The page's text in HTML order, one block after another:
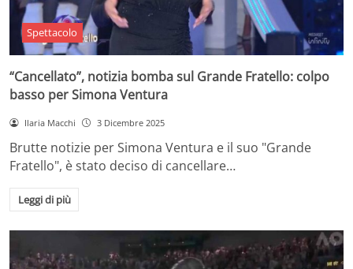
Spettacolo
“Cancellato”, notizia bomba sul Grande Fratello: colpo
basso per Simona Ventura
Ilaria Macchi 3 Dicembre 2025
Brutte notizie per Simona Ventura e il suo "Grande
Fratello", è stato deciso di cancellare…
Leggi di più